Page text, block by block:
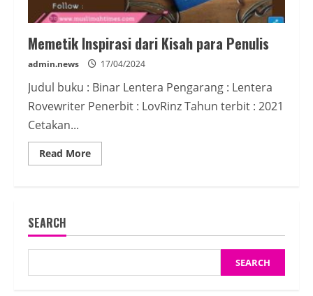
Memetik Inspirasi dari Kisah para Penulis
admin.news 17/04/2024
Judul buku : Binar Lentera Pengarang : Lentera
Rovewriter Penerbit : LovRinz Tahun terbit : 2021
Cetakan...
Read MoreRead
more
SEARCH
SEARCH